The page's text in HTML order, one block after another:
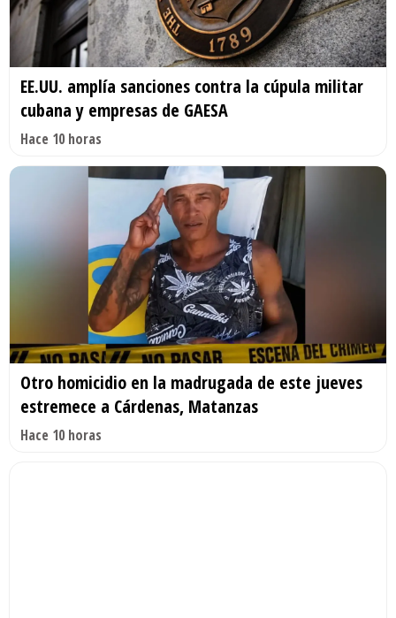
EE.UU. amplía sanciones contra la cúpula militar
cubana y empresas de GAESA
Hace 10 horas
Otro homicidio en la madrugada de este jueves
estremece a Cárdenas, Matanzas
Hace 10 horas